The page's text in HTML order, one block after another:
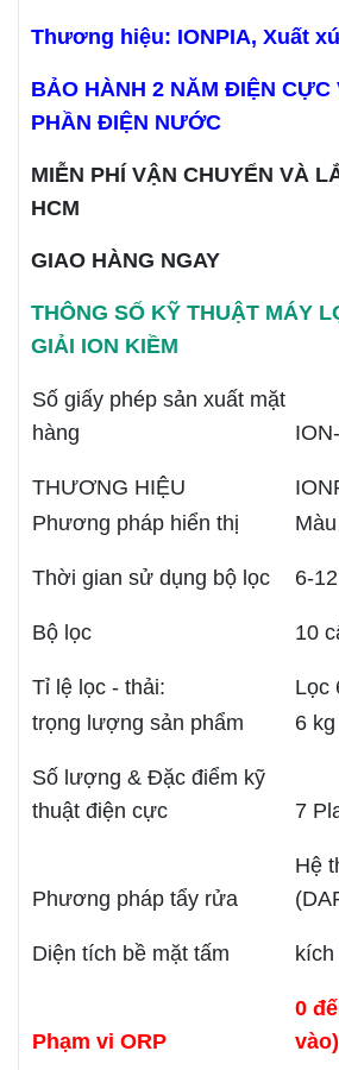
Thương hiệu: IONPIA, Xuất
BẢO HÀNH 2 NĂM ĐIỆN CỰC
PHẦN ĐIỆN NƯỚC
MIỄN PHÍ VẬN CHUYỂN VÀ
HCM
GIAO HÀNG NGAY
THÔNG SỐ KỸ THUẬT MÁY
GIẢI ION KIỀM
Số giấy phép sản xuất mặt
hàng
THƯƠNG HIỆU
Phương pháp hiển thị
Thời gian sử dụng bộ lọc 6-
Bộ lọc 10
Tỉ lệ lọc - thải:
Lọc
trọng lượng sản phẩm
6 kg
Số lượng & Đặc điểm kỹ
thuật điện cực
7
Phương pháp tẩy rửa
Hệ
Diện tích bề mặt tấm
Phạm vi ORP
0
vào)